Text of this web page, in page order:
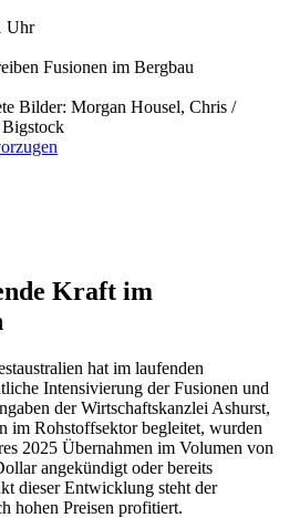
Uhr
Bilder: Morgan Housel, Chris /
Kraft im
hat im laufenden
Intensivierung der Fusionen und
der Wirtschaftskanzlei Ashurst,
im Rohstoffsektor begleitet, wurden
2025 Übernahmen im Volumen von
angekündigt oder bereits
dieser Entwicklung steht der
hohen Preisen profitiert.